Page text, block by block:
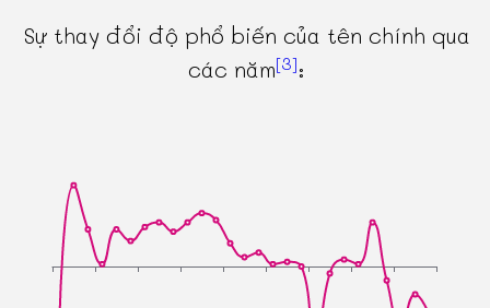
Sự thay đổi độ phổ biến của tên chính qua
các năm[3]: